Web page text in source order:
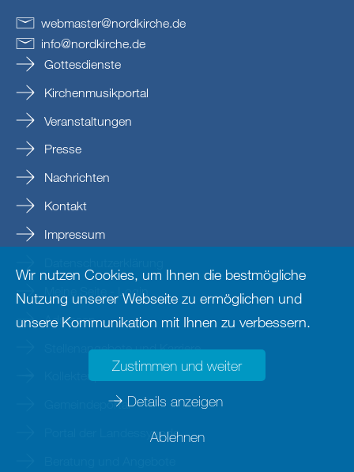
webmaster@nordkirche.de
info@nordkirche.de
Gottesdienste
Kirchenmusikportal
Veranstaltungen
Presse
Nachrichten
Kontakt
Impressum
Meine Seite - Login
Adressen
Stellenangebote und Karriere
Kollektenportal
Gemeindeportal
Portal der Landessynode
Wir nutzen Cookies, um Ihnen die bestmögliche
Nutzung unserer Webseite zu ermöglichen und
unsere Kommunikation mit Ihnen zu verbessern.
Zustimmen und weiter
Details anzeigen
Ablehnen